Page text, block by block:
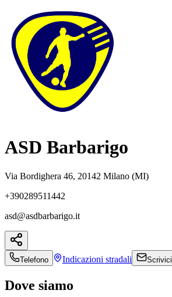
ASD Barbarigo
Via Bordighera 46, 20142 Milano (MI)
+390289511442
asd@asdbarbarigo.it
Telefono Indicazioni stradali Scrivici
Dove siamo